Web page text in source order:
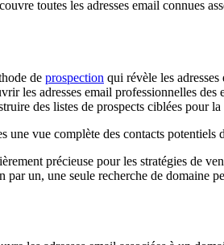
toutes les adresses email connues
de prospection qui révèle les
les adresses email professionnelles
des listes de prospects ciblées pour
une vue complète des contacts
précieuse pour les stratégies de
par un, une seule recherche de domaine